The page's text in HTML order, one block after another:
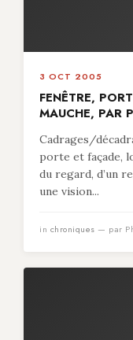
3 OCT 2005
FENÊTRE,
MAUCHE, PAR
Cadrages/
porte et façade,
du regard, d’un
une vision...
in chroniques — par